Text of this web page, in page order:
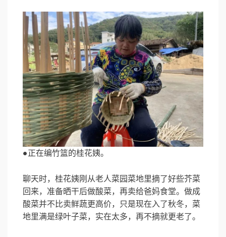
●正在编竹篮的桂花姨。
聊天时，桂花姨刚从老人菜园菜地里摘了好些芥菜
回来，准备晒干后做酸菜，再卖给爸妈食堂。做成
酸菜并不比卖鲜蔬更高价，只是现在入了秋冬，菜
地里满是绿叶子菜，实在太多，再不摘就更老了。